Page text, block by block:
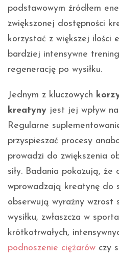
podstawowym źródłem
zwiększonej dostępności
korzystać z większej ilości
bardziej intensywne
regenerację po wysiłku.
Jednym z kluczowych
kreatyny jest jej wpływ
Regularne
przyspieszać procesy
prowadzi do zwiększenia
siły. Badania pokazują, że
wprowadzają kreatynę do
obserwują wyraźny wzrost
wysiłku, zwłaszcza w
krótkotrwałych,
podnoszenie ciężarów czy